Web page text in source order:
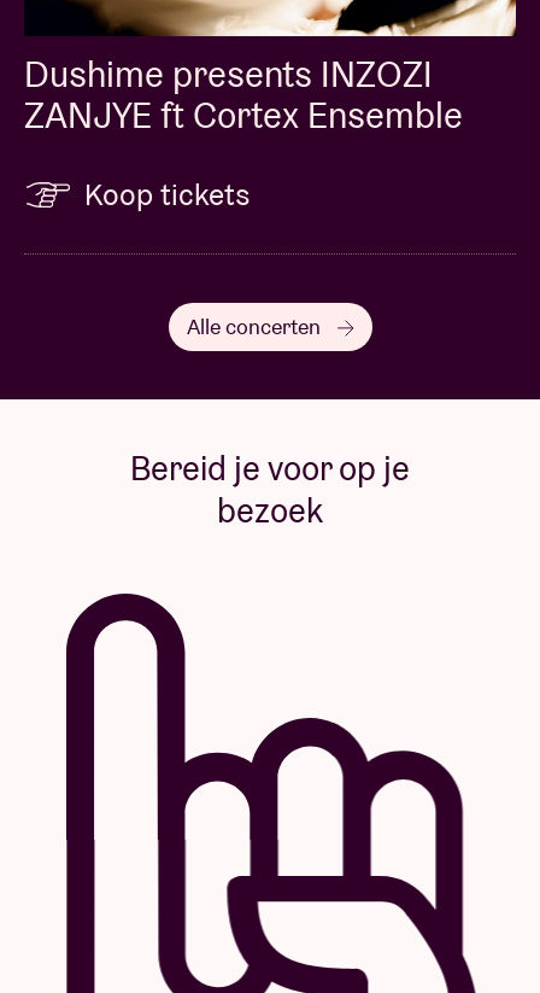
Dushime presents INZOZI
ZANJYE ft Cortex Ensemble
Koop tickets
Alle concerten
Bereid je voor op je
bezoek